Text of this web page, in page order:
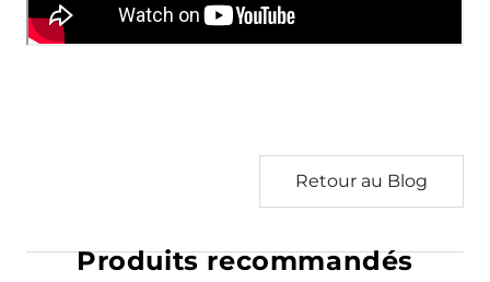
Retour au Blog
Produits recommandés